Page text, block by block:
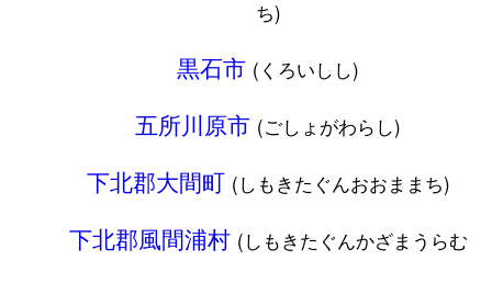
ち)
黒石市 (くろいしし)
五所川原市 (ごしょがわらし)
下北郡大間町 (しもきたぐんおおままち)
下北郡風間浦村 (しもきたぐんかざまうらむ